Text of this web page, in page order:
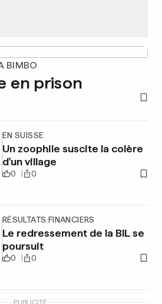
BIMBO
en prison
EN SUISSE
Un zoophile suscite la colère
d'un village
0 0
RÉSULTATS FINANCIERS
Le redressement de la BIL se
poursuit
0 0
PUBLICITÉ